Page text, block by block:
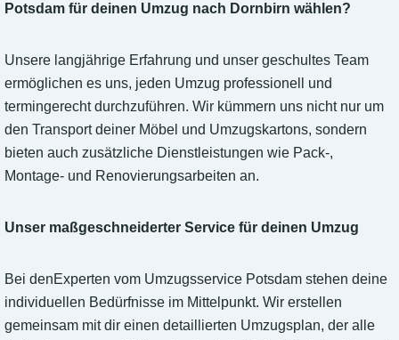
Potsdam für deinen Umzug nach Dornbirn wählen?
Unsere langjährige Erfahrung und unser geschultes Team
ermöglichen es uns, jeden Umzug professionell und
termingerecht durchzuführen. Wir kümmern uns nicht nur um
den Transport deiner Möbel und Umzugskartons, sondern
bieten auch zusätzliche Dienstleistungen wie Pack-,
Montage- und Renovierungsarbeiten an.
Unser maßgeschneiderter Service für deinen Umzug
Bei denExperten vom Umzugsservice Potsdam stehen deine
individuellen Bedürfnisse im Mittelpunkt. Wir erstellen
gemeinsam mit dir einen detaillierten Umzugsplan, der alle